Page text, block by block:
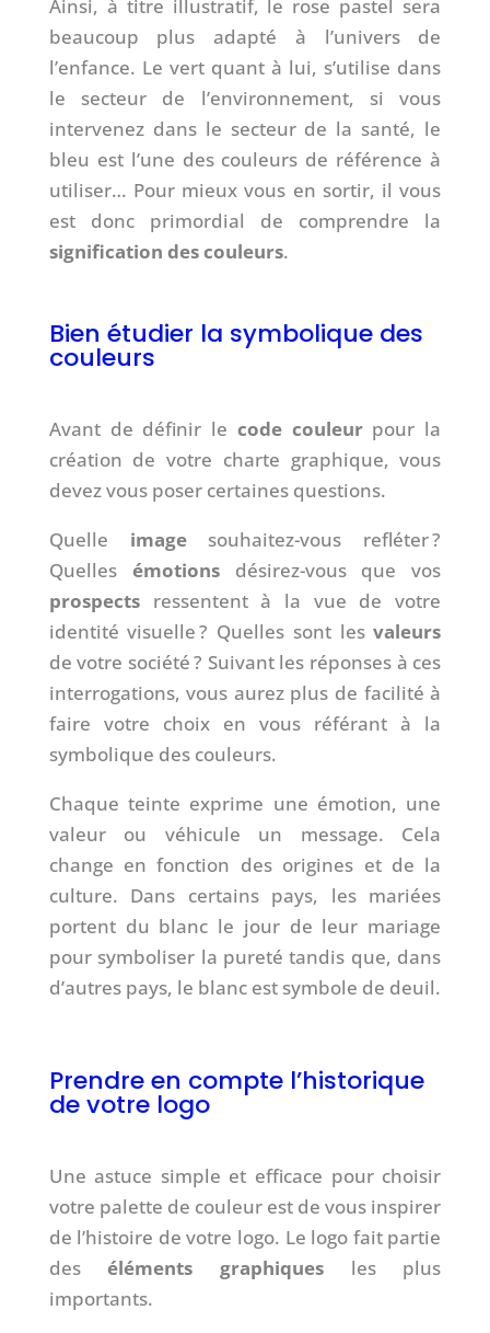
Ainsi, à titre illustratif, le rose pastel sera
beaucoup plus adapté à l’univers de
l’enfance. Le vert quant à lui, s’utilise dans
le secteur de l’environnement, si vous
intervenez dans le secteur de la santé, le
bleu est l’une des couleurs de référence à
utiliser… Pour mieux vous en sortir, il vous
est donc primordial de comprendre la
signification des couleurs.
Bien étudier la symbolique des
couleurs
Avant de définir le code couleurpour la
création de votre charte graphique, vous
devez vous poser certaines questions.
Quelle imagesouhaitez-vous refléter ?
Quelles émotionsdésirez-vous que vos
prospectsressentent à la vue de votre
identité visuelle ? Quelles sont lesvaleurs
de votre société ? Suivant les réponses à ces
interrogations, vous aurez plus de facilité à
faire votre choix en vous référant à la
symbolique des couleurs.
Chaque teinte exprime une émotion, une
valeur ou véhicule un message. Cela
change en fonction des origines et de la
culture. Dans certains pays, les mariées
portent du blanc le jour de leur mariage
pour symboliser la pureté tandis que, dans
d’autres pays, le blanc est symbole de deuil.
Prendre en compte l’historique
de votre logo
Une astuce simple et efficace pour choisir
votre palette de couleur est de vous inspirer
de l’histoire de votre logo. Le logo fait partie
deséléments graphiques les plus
importants.